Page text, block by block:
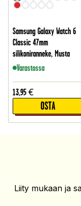
Samsung Galaxy Watch 6
Classic 47mm
silikoniranneke, Musta
Varastossa
13,95 €
OSTA
Liity mukaan ja